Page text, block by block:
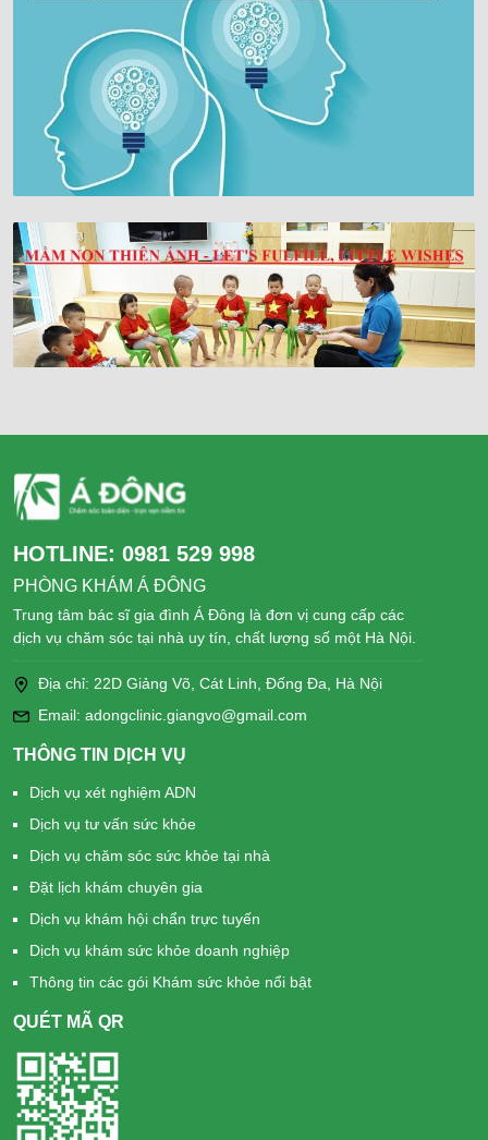
HOTLINE: 0981 529 998
PHÒNG KHÁM Á ĐÔNG
Trung tâm bác sĩ gia đình Á Đông là đơn vị cung cấp các
dịch vụ chăm sóc tại nhà uy tín, chất lượng số một Hà Nội.
Địa chỉ: 22D Giảng Võ, Cát Linh, Đống Đa, Hà Nội
Email: adongclinic.giangvo@gmail.com
THÔNG TIN DỊCH VỤ
Dịch vụ xét nghiệm ADN
Dịch vụ tư vấn sức khỏe
Dịch vụ chăm sóc sức khỏe tại nhà
Đặt lịch khám chuyên gia
Dịch vụ khám hội chẩn trực tuyến
Dịch vụ khám sức khỏe doanh nghiệp
Thông tin các gói Khám sức khỏe nổi bật
QUÉT MÃ QR